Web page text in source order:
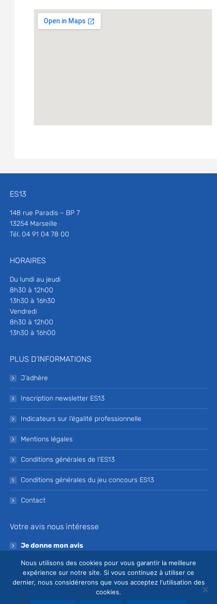
ES13
148 rue Paradis – BP 7
13254 Marseille
Tél. 04 91 04 78 00
HORAIRES
Du lundi au jeudi
8h30 à 12h00
13h30 à 16h30
Vendredi
8h30 à 12h00
13h30 à 16h00
PLUS D’INFORMATIONS
J’adhère
Inscription newsletter ES13
Indicateurs sur l’égalité professionnelle
Mentions légales
Conditions générales de l’ES13
Conditions générales du jeu concours ES13
Contact
Votre avis nous intéresse
Je donne mon avis
Devenez bénévole de l’ES13
Je souhaite devenir bénévole à l’ES13
Nous utilisons des cookies pour vous garantir la meilleure
expérience sur notre site. Si vous continuez à utiliser ce
dernier, nous considérerons que vous acceptez l'utilisation des
cookies.